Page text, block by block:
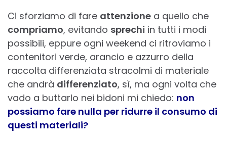
Ci sforziamo di fare attenzione a quello che
compriamo, evitando sprechi in tutti i modi
possibili, eppure ogni weekend ci ritroviamo i
contenitori verde, arancio e azzurro della
raccolta differenziata stracolmi di materiale
che andrà differenziato, sì, ma ogni volta che
vado a buttarlo nei bidoni mi chiedo: non
possiamo fare nulla per ridurre il consumo di
questi materiali?